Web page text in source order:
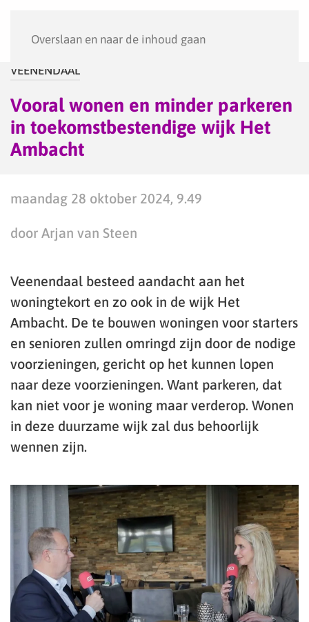
Overslaan en naar de inhoud gaan
VEENENDAAL
Vooral wonen en minder parkeren
in toekomstbestendige wijk Het
Ambacht
maandag 28 oktober 2024, 9.49
door Arjan van Steen
Veenendaal besteed aandacht aan het
woningtekort en zo ook in de wijk Het
Ambacht. De te bouwen woningen voor starters
en senioren zullen omringd zijn door de nodige
voorzieningen, gericht op het kunnen lopen
naar deze voorzieningen. Want parkeren, dat
kan niet voor je woning maar verderop. Wonen
in deze duurzame wijk zal dus behoorlijk
wennen zijn.